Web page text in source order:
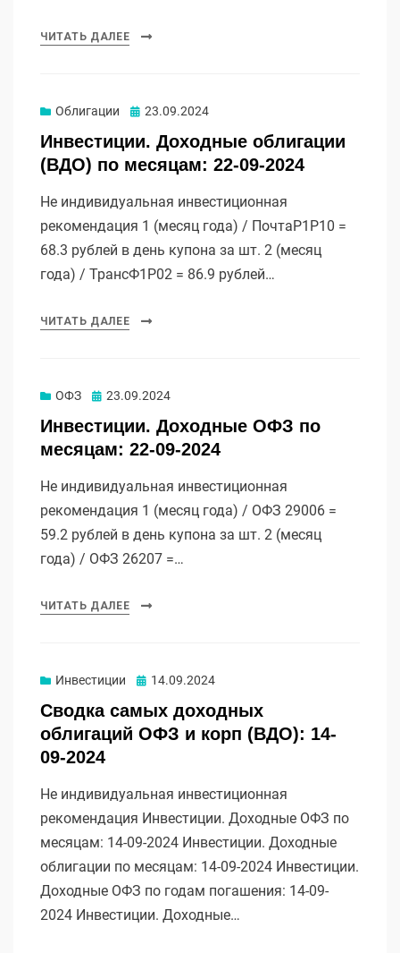
ЧИТАТЬ ДАЛЕЕ
Облигации Опубликовано
23.09.2024
Инвестиции. Доходные облигации
(ВДО) по месяцам: 22-09-2024
Не индивидуальная инвестиционная
рекомендация 1 (месяц года) / ПочтаР1P10 =
68.3 рублей в день купона за шт. 2 (месяц
года) / ТрансФ1P02 = 86.9 рублей…
ЧИТАТЬ ДАЛЕЕ
ОФЗ Опубликовано
23.09.2024
Инвестиции. Доходные ОФЗ по
месяцам: 22-09-2024
Не индивидуальная инвестиционная
рекомендация 1 (месяц года) / ОФЗ 29006 =
59.2 рублей в день купона за шт. 2 (месяц
года) / ОФЗ 26207 =…
ЧИТАТЬ ДАЛЕЕ
Инвестиции Опубликовано
14.09.2024
Сводка самых доходных
облигаций ОФЗ и корп (ВДО): 14-
09-2024
Не индивидуальная инвестиционная
рекомендация Инвестиции. Доходные ОФЗ по
месяцам: 14-09-2024 Инвестиции. Доходные
облигации по месяцам: 14-09-2024 Инвестиции.
Доходные ОФЗ по годам погашения: 14-09-
2024 Инвестиции. Доходные…